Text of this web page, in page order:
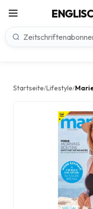
Startseite/Lifestyle/